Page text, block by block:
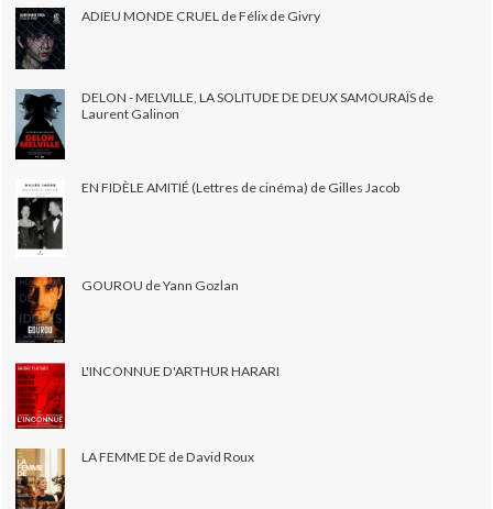
ADIEU MONDE CRUEL de Félix de Givry
DELON - MELVILLE, LA SOLITUDE DE DEUX SAMOURAÏS de
Laurent Galinon
EN FIDÈLE AMITIÉ (Lettres de cinéma) de Gilles Jacob
GOUROU de Yann Gozlan
L'INCONNUE D'ARTHUR HARARI
LA FEMME DE de David Roux